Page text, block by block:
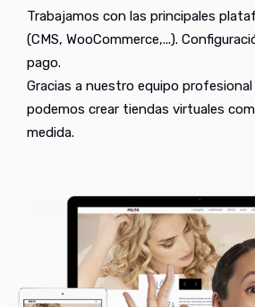
Trabajamos con las principales
(CMS, WooCommerce,...).
pago.
Gracias a nuestro equipo
podemos crear tiendas virtuales
medida.